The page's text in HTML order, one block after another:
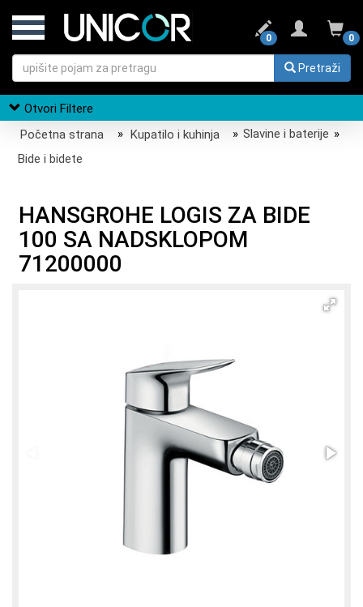
0
0
Pretraži
Otvori Filtere
Početna strana
» Kupatilo i kuhinja » Slavine i baterije »
Bide i bidete
HANSGROHE LOGIS ZA BIDE
100 SA NADSKLOPOM
71200000